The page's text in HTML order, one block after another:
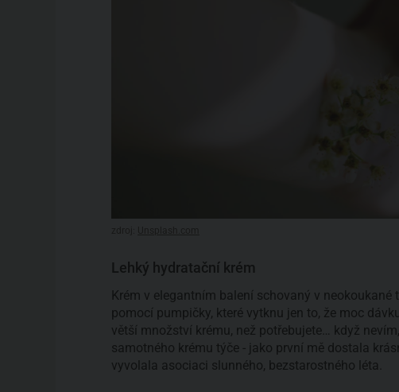
Lehký hydratační krém
Krém v elegantním balení schovaný v
pomocí pumpičky, které vytknu jen to, že moc
větší množství krému, než potřebujete… když
samotného krému týče - jako první mě dostala
vyvolala asociaci slunného, bezstarostného léta.